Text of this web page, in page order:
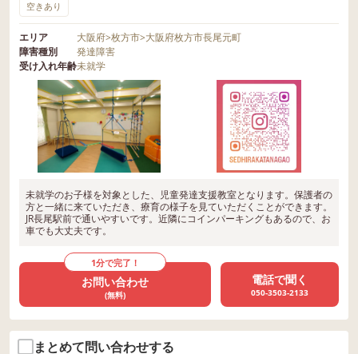
空きあり
エリア 大阪府>枚方市>大阪府枚方市長尾元町
障害種別
発達障害
受け入れ年齢未就学
未就学のお子様を対象とした、児童発達支援教室となります。保護者の
方と一緒に来ていただき、療育の様子を見ていただくことができます。
JR長尾駅前で通いやすいです。近隣にコインパーキングもあるので、お
車でも大丈夫です。
1分で完了！
お問い合わせ
(無料)
電話で聞く
050-3503-2133
まとめて問い合わせする